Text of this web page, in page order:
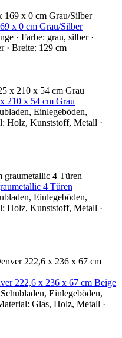
x 0 cm Grau/Silber
· Farbe: grau, silber ·
· Breite: 129 cm
210 x 54 cm Grau
Einlegeböden,
Holz, Kunststoff, Metall ·
4 Türen
Einlegeböden,
Holz, Kunststoff, Metall ·
222,6 x 236 x 67 cm Beige
Einlegeböden,
Glas, Holz, Metall ·